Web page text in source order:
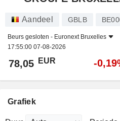
Aandeel GBLB
Beurs gesloten - Euronext Bruxelles
17:55:00 07-08-2026
78,05 EUR -
Grafiek